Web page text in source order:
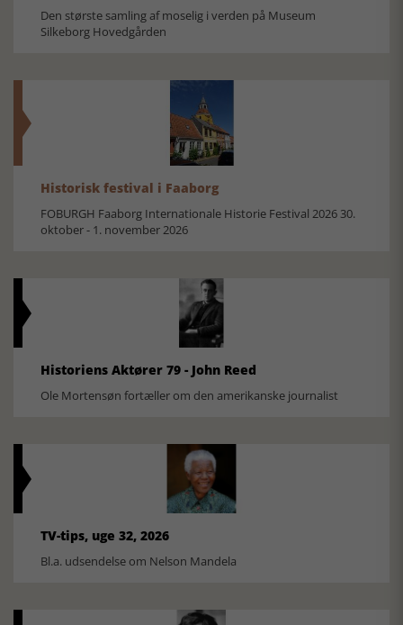
Den største samling af moselig i verden på Museum
Silkeborg Hovedgården
Historisk festival i Faaborg
FOBURGH Faaborg Internationale Historie Festival 2026 30.
oktober - 1. november 2026
Historiens Aktører 79 - John Reed
Ole Mortensøn fortæller om den amerikanske journalist
TV-tips, uge 32, 2026
Bl.a. udsendelse om Nelson Mandela